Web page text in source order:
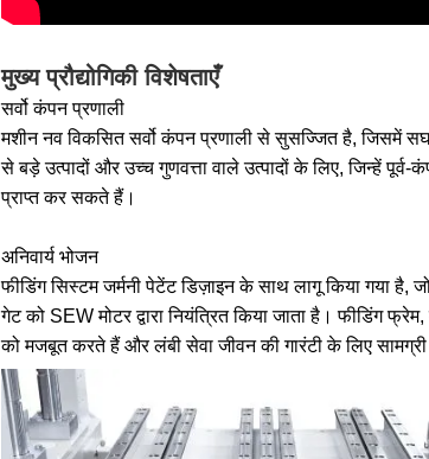
मुख्य प्रौद्योगिकी विशेषताएँ
सर्वो कंपन प्रणाली
मशीन नव विकसित सर्वो कंपन प्रणाली से सुसज्जित है, जिसमें
से बड़े उत्पादों और उच्च गुणवत्ता वाले उत्पादों के लिए, जिन्हें
प्राप्त कर सकते हैं।
अनिवार्य भोजन
फीडिंग सिस्टम जर्मनी पेटेंट डिज़ाइन के साथ लागू किया गया है,
गेट को SEW मोटर द्वारा नियंत्रित किया जाता है। फीडिंग
को मजबूत करते हैं और लंबी सेवा जीवन की गारंटी के लिए सामग्री